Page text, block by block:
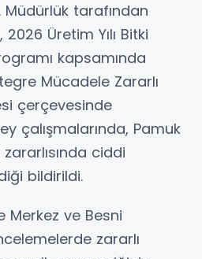
tarafından
Üretim Yılı Bitki
kapsamında
Mücadele Zararlı
çerçevesinde
çalışmalarında, Pamuk
ciddi
bildirildi.
Merkez ve Besni
zararlı